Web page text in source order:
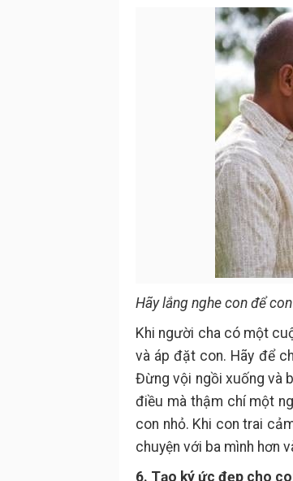
Hãy lắng nghe con để
Khi người cha có một
và áp đặt con. Hãy để
Đừng vội ngồi xuống và
điều mà thậm chí một
con nhỏ. Khi con trai
chuyện với ba mình hơn
6. Tạo ký ức đẹp cho